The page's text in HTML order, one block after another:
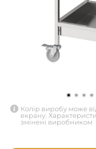
Колір виробу може
екрану.
змінені виробником